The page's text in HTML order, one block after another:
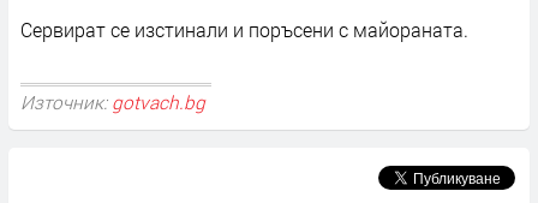
Сервират се изстинали и поръсени с майораната.
Източник: gotvach.bg